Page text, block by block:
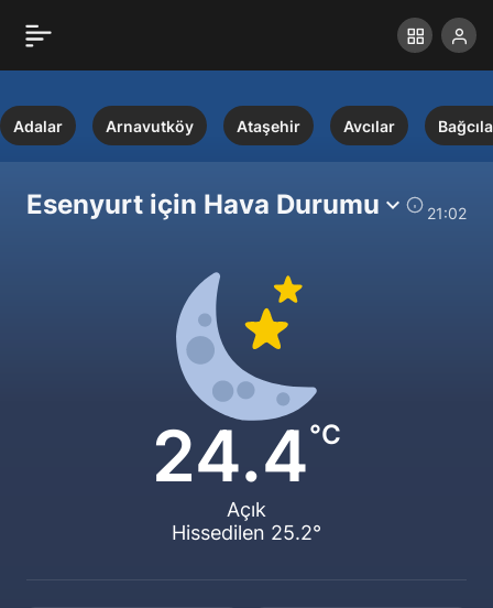
Adalar Arnavutköy Ataşehir Avcılar
Esenyurt için Hava Durumu 21:02
24.4°C
Açık
Hissedilen 25.2°